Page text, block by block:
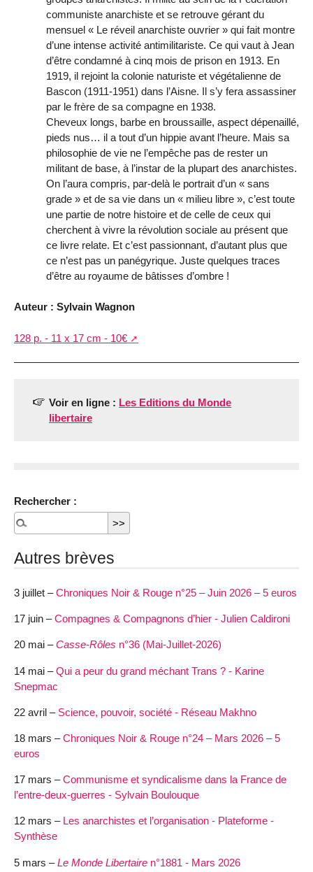
communiste anarchiste et se retrouve gérant du
mensuel « Le réveil anarchiste ouvrier » qui fait montre
d’une intense activité antimilitariste. Ce qui vaut à Jean
d’être condamné à cinq mois de prison en 1913. En
1919, il rejoint la colonie naturiste et végétalienne de
Bascon (1911-1951) dans l’Aisne. Il s’y fera assassiner
par le frère de sa compagne en 1938.
Cheveux longs, barbe en broussaille, aspect dépenaillé,
pieds nus… il a tout d’un hippie avant l’heure. Mais sa
philosophie de vie ne l’empêche pas de rester un
militant de base, à l’instar de la plupart des anarchistes.
On l’aura compris, par-delà le portrait d’un « sans
grade » et de sa vie dans un « milieu libre », c’est toute
une partie de notre histoire et de celle de ceux qui
cherchent à vivre la révolution sociale au présent que
ce livre relate. Et c’est passionnant, d’autant plus que
ce n’est pas un panégyrique. Juste quelques traces
d’être au royaume de bâtisses d’ombre !
Auteur : Sylvain Wagnon
128 p. - 11 x 17 cm - 10€
Voir en ligne : Les Editions du Monde
libertaire
Rechercher :
Autres brèves
3 juillet –Chroniques Noir & Rouge n°25 – Juin 2026 – 5 euros
17 juin –Compagnes & Compagnons d’hier - Julien Caldironi
20 mai –Casse-Rôles n°36 (Mai-Juillet-2026)
14 mai –Qui a peur du grand méchant Trans ? - Karine
Snepmac
22 avril – Science, pouvoir, société - Réseau Makhno
18 mars –Chroniques Noir & Rouge n°24 – Mars 2026 – 5
euros
17 mars –Communisme et syndicalisme dans la France de
l’entre-deux-guerres - Sylvain Boulouque
12 mars – Les anarchistes et l’organisation - Plateforme -
Synthèse
5 mars –Le Monde Libertaire n°1881 - Mars 2026